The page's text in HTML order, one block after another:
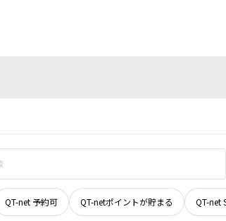
QT-net 予約可 QT-netポイントが貯まる QT-net